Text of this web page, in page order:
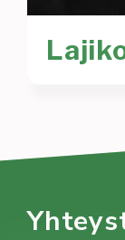
In
Liikunta